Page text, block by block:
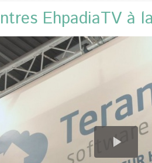
EhpadiaTV à